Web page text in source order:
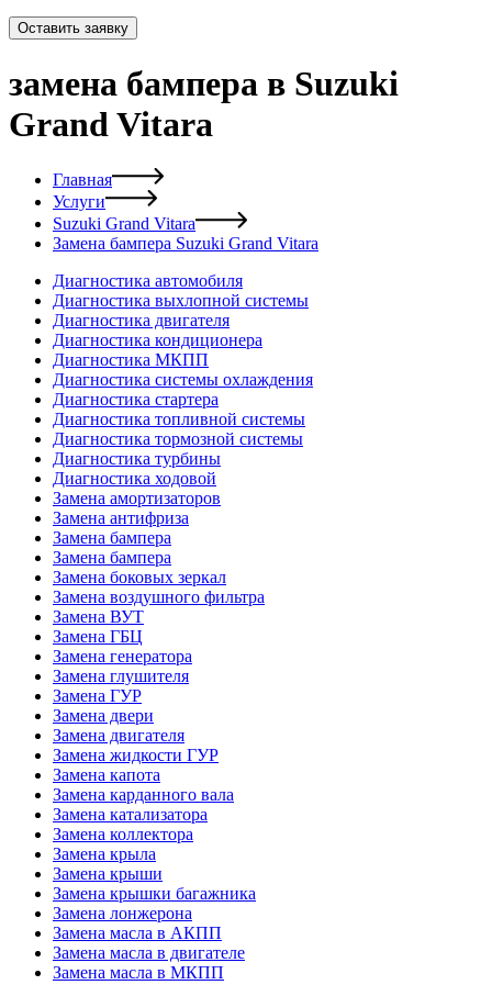
Оставить заявку
замена бампера в Suzuki
Grand Vitara
Главная
Услуги
Suzuki Grand Vitara
Замена бампера Suzuki Grand Vitara
Диагностика автомобиля
Диагностика выхлопной системы
Диагностика двигателя
Диагностика кондиционера
Диагностика МКПП
Диагностика системы охлаждения
Диагностика стартера
Диагностика топливной системы
Диагностика тормозной системы
Диагностика турбины
Диагностика ходовой
Замена амортизаторов
Замена антифриза
Замена бампера
Замена бампера
Замена боковых зеркал
Замена воздушного фильтра
Замена ВУТ
Замена ГБЦ
Замена генератора
Замена глушителя
Замена ГУР
Замена двери
Замена двигателя
Замена жидкости ГУР
Замена капота
Замена карданного вала
Замена катализатора
Замена коллектора
Замена крыла
Замена крыши
Замена крышки багажника
Замена лонжерона
Замена масла в АКПП
Замена масла в двигателе
Замена масла в МКПП